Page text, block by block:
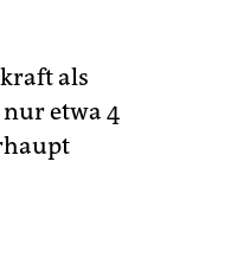
als
etwa 4